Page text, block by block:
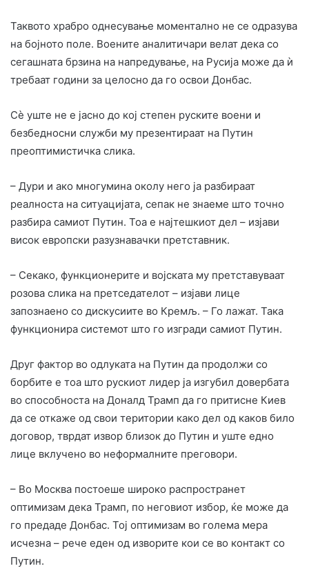
Таквото храбро однесување моментално не се одразува
на бојното поле. Воените аналитичари велат дека со
сегашната брзина на напредување, на Русија може да ѝ
требаат години за целосно да го освои Донбас.
Сè уште не е јасно до кој степен руските воени и
безбедносни служби му презентираат на Путин
преоптимистичка слика.
– Дури и ако многумина околу него ја разбираат
реалноста на ситуацијата, сепак не знаеме што точно
разбира самиот Путин. Тоа е најтешкиот дел – изјави
висок европски разузнавачки претставник.
– Секако, функционерите и војската му претставуваат
розова слика на претседателот – изјави лице
запознаено со дискусиите во Кремљ. – Го лажат. Така
функционира системот што го изгради самиот Путин.
Друг фактор во одлуката на Путин да продолжи со
борбите е тоа што рускиот лидер ја изгубил довербата
во способноста на Доналд Трамп да го притисне Киев
да се откаже од свои територии како дел од каков било
договор, тврдат извор близок до Путин и уште едно
лице вклучено во неформалните преговори.
– Во Москва постоеше широко распространет
оптимизам дека Трамп, по неговиот избор, ќе може да
го предаде Донбас. Тој оптимизам во голема мера
исчезна – рече еден од изворите кои се во контакт со
Путин.